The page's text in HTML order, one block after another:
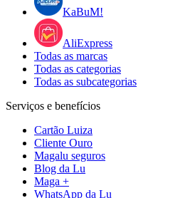
KaBuM!
AliExpress
Todas as marcas
Todas as categorias
Todas as subcategorias
Serviços e benefícios
Cartão Luiza
Cliente Ouro
Magalu seguros
Blog da Lu
Maga +
WhatsApp da Lu